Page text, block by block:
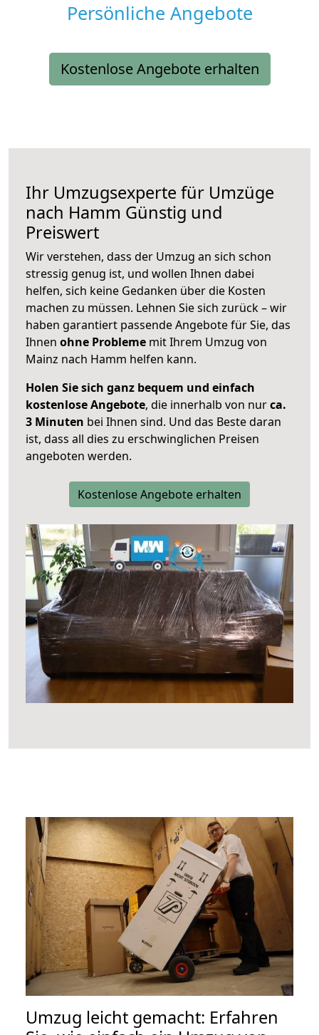
Persönliche Angebote
Kostenlose Angebote erhalten
Ihr Umzugsexperte für Umzüge
nach Hamm Günstig und
Preiswert
Wir verstehen, dass der Umzug an sich schon
stressig genug ist, und wollen Ihnen dabei
helfen, sich keine Gedanken über die Kosten
machen zu müssen. Lehnen Sie sich zurück – wir
haben garantiert passende Angebote für Sie, das
Ihnen ohne Probleme mit Ihrem Umzug von
Mainz nach Hamm helfen kann.
Holen Sie sich ganz bequem und einfach
kostenlose Angebote, die innerhalb von nurca.
3 Minuten bei Ihnen sind. Und das Beste daran
ist, dass all dies zu erschwinglichen Preisen
angeboten werden.
Kostenlose Angebote erhalten
Umzug leicht gemacht: Erfahren